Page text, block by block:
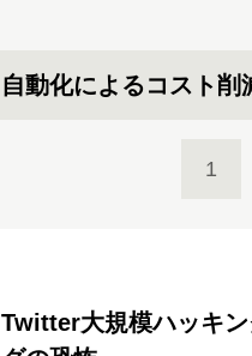
自動化によるコスト
1
Twitter大規模ハッキ